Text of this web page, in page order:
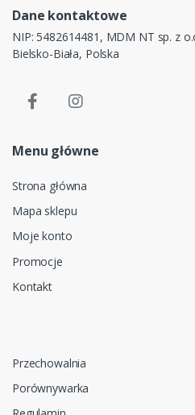
Dane kontaktowe
NIP: 5482614481, MDM NT sp. z
Bielsko-Biała, Polska
Menu główne
Strona główna
Mapa sklepu
Moje konto
Promocje
Kontakt
Przechowalnia
Porównywarka